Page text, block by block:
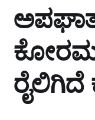
ರೈಲಿಗಿದೆ